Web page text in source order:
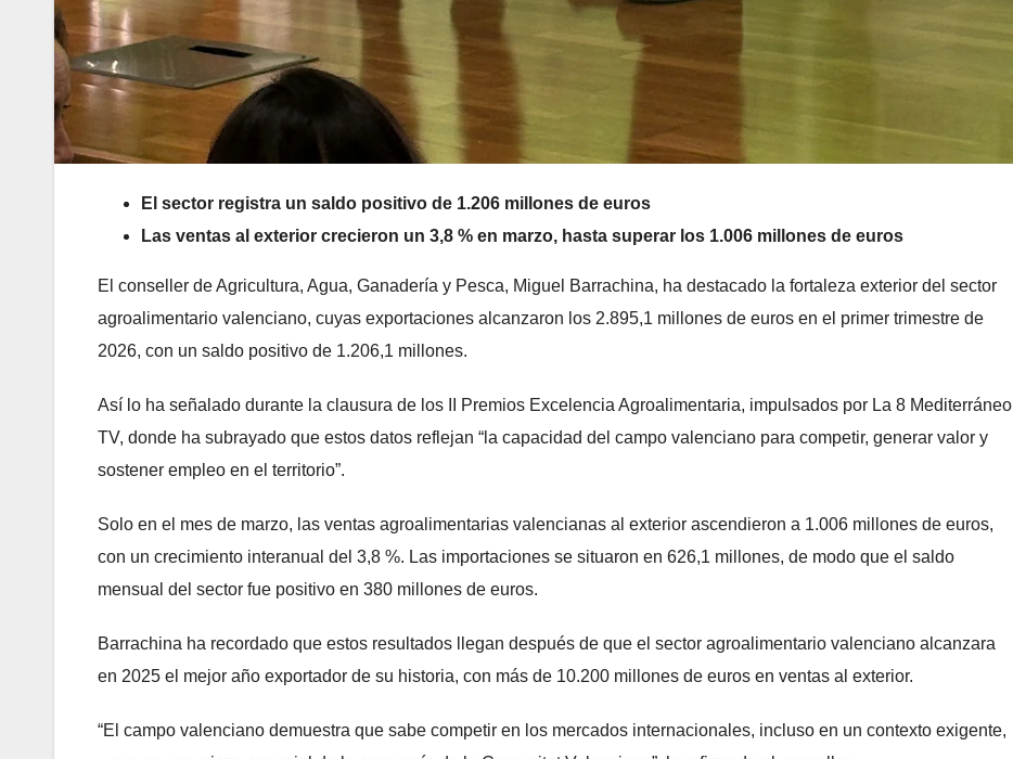
El sector registra un saldo positivo de 1.206 millones de euros
Las ventas al exterior crecieron un 3,8 % en marzo, hasta superar los 1.006 millones de euros
El conseller de Agricultura, Agua, Ganadería y Pesca, Miguel Barrachina, ha destacado la fortaleza exterior del sector
agroalimentario valenciano, cuyas exportaciones alcanzaron los 2.895,1 millones de euros en el primer trimestre de
2026, con un saldo positivo de 1.206,1 millones.
Así lo ha señalado durante la clausura de los II Premios Excelencia Agroalimentaria, impulsados por La 8 Mediterráneo
TV, donde ha subrayado que estos datos reflejan “la capacidad del campo valenciano para competir, generar valor y
sostener empleo en el territorio”.
Solo en el mes de marzo, las ventas agroalimentarias valencianas al exterior ascendieron a 1.006 millones de euros,
con un crecimiento interanual del 3,8 %. Las importaciones se situaron en 626,1 millones, de modo que el saldo
mensual del sector fue positivo en 380 millones de euros.
Barrachina ha recordado que estos resultados llegan después de que el sector agroalimentario valenciano alcanzara
en 2025 el mejor año exportador de su historia, con más de 10.200 millones de euros en ventas al exterior.
“El campo valenciano demuestra que sabe competir en los mercados internacionales, incluso en un contexto exigente,